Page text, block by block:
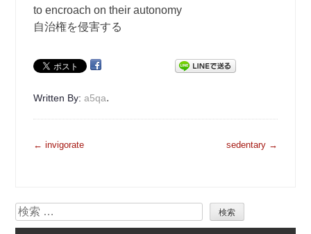
to encroach on their autonomy
自治権を侵害する
Written By:a5qa.
投
ゲ
ー
← invigorate sedentary →
検
索